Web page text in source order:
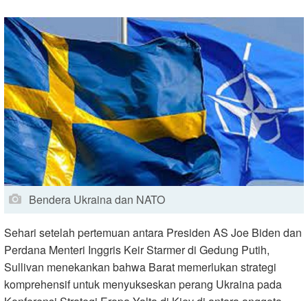
Bendera Ukraina dan NATO
Sehari setelah pertemuan antara Presiden AS Joe Biden dan
Perdana Menteri Inggris Keir Starmer di Gedung Putih,
Sullivan menekankan bahwa Barat memerlukan strategi
komprehensif untuk menyukseskan perang Ukraina pada